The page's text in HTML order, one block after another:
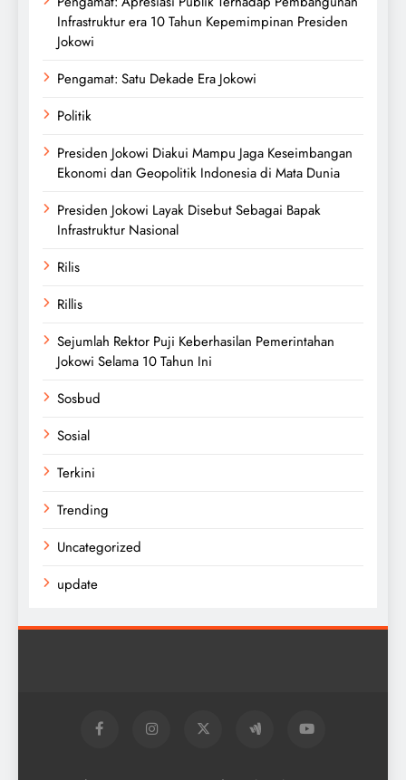
Infrastruktur era 10 Tahun Kepemimpinan Presiden
Jokowi
Pengamat: Satu Dekade Era Jokowi
Politik
Presiden Jokowi Diakui Mampu Jaga Keseimbangan
Ekonomi dan Geopolitik Indonesia di Mata Dunia
Presiden Jokowi Layak Disebut Sebagai Bapak
Infrastruktur Nasional
Rilis
Rillis
Sejumlah Rektor Puji Keberhasilan Pemerintahan
Jokowi Selama 10 Tahun Ini
Sosbud
Sosial
Terkini
Trending
Uncategorized
update